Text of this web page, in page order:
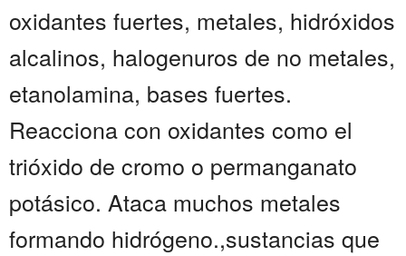
oxidantes fuertes, metales, hidróxidos
alcalinos, halogenuros de no metales,
etanolamina, bases fuertes.
Reacciona con oxidantes como el
trióxido de cromo o permanganato
potásico. Ataca muchos metales
formando hidrógeno.,sustancias que